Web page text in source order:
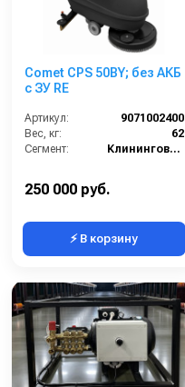
Comet CPS 50BY; без АКБ
с ЗУ RE
Артикул:
9071002400
Вес, кг:
62
Сегмент:
Клининговое оборудование
250 000 руб.
⚡ В корзину